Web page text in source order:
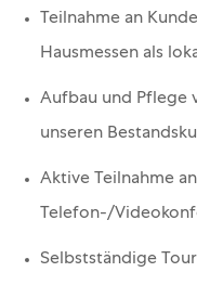
Teilnahme an
Hausmessen als
Aufbau und Pflege
unseren
Aktive Teilnahme
Telefon-/
Selbstständige